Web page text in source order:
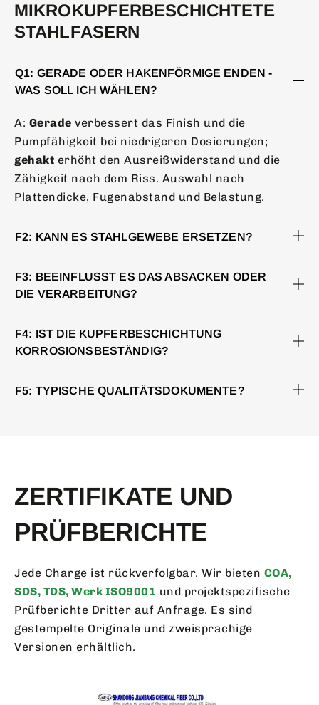
MIKROKUPFERBESCHICHTETE
STAHLFASERN
Q1: GERADE ODER HAKENFÖRMIGE ENDEN -
WAS SOLL ICH WÄHLEN?
A: Gerade verbessert das Finish und die
Pumpfähigkeit bei niedrigeren Dosierungen;
gehakt erhöht den Ausreißwiderstand und die
Zähigkeit nach dem Riss. Auswahl nach
Plattendicke, Fugenabstand und Belastung.
F2: KANN ES STAHLGEWEBE ERSETZEN?
F3: BEEINFLUSST ES DAS ABSACKEN ODER
DIE VERARBEITUNG?
F4: IST DIE KUPFERBESCHICHTUNG
KORROSIONSBESTÄNDIG?
F5: TYPISCHE QUALITÄTSDOKUMENTE?
ZERTIFIKATE UND
PRÜFBERICHTE
Jede Charge ist rückverfolgbar. Wir bieten COA,
SDS, TDS, Werk ISO9001 und projektspezifische
Prüfberichte Dritter auf Anfrage. Es sind
gestempelte Originale und zweisprachige
Versionen erhältlich.